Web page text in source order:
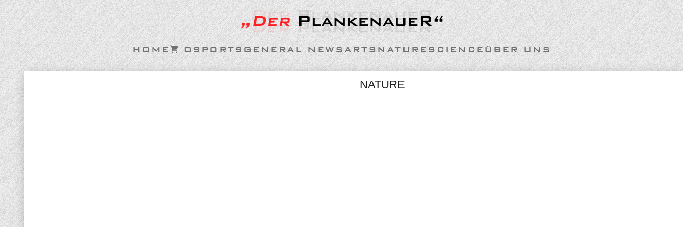
HOME 0SPORTSGENERAL NEWSARTSNATURESCIENCEÜBER UNS
NATURE